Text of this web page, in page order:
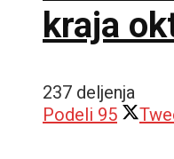
kraja
237 deljenja
Podeli 95